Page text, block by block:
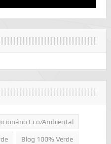
Eco/Ambiental
Blog 100% Verde